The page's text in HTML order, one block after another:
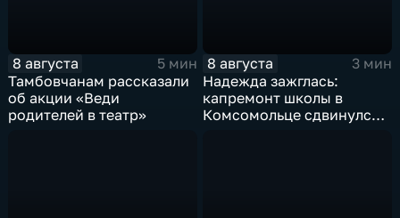
8 августа
5 мин
Тамбовчанам рассказали
об акции «Веди
родителей в театр»
8 августа
3 мин
Надежда зажглась:
капремонт школы в
Комсомольце сдвинулся с